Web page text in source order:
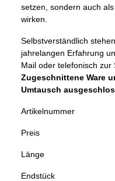
setzen, sondern auch
wirken.
Selbstverständlich
jahrelangen Erfahrung
Mail oder telefonisch zur
Zugeschnittene Ware
Umtausch
Artikelnummer
Preis
Länge
Endstück